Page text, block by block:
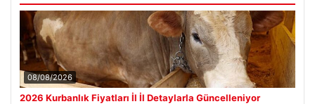
08/08/2026
2026 Kurbanlık Fiyatları İl İl Detaylarla Güncelleniyor